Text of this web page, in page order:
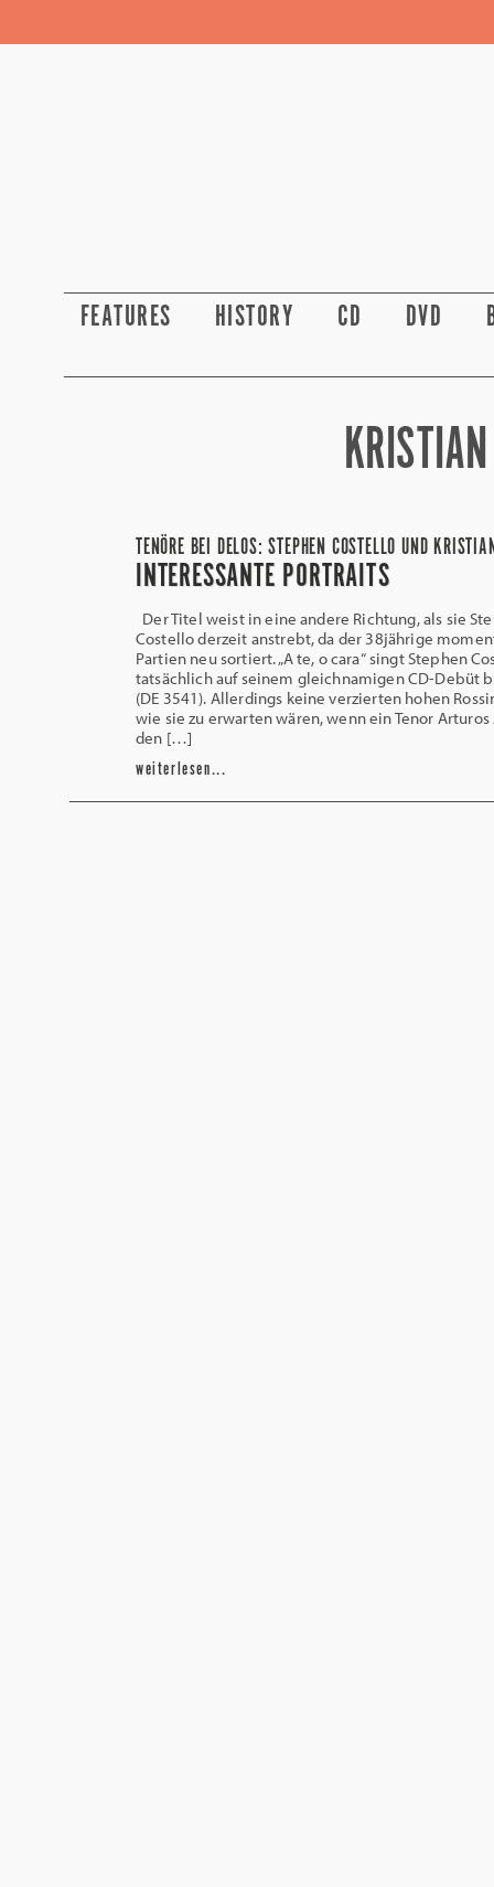
FEATURES HISTORY CD DVD
TENÖRE BEI DELOS: STEPHEN COSTELLO UND
INTERESSANTE PORTRAITS
Der Titel weist in eine andere Richtung, als sie
Costello derzeit anstrebt, da der 38jährige
Partien neu sortiert. „A te, o cara“ singt Stephen
tatsächlich auf seinem gleichnamigen CD-Debüt
(DE 3541). Allerdings keine verzierten hohen
wie sie zu erwarten wären, wenn ein Tenor Arturos
den […]
weiterlesen...